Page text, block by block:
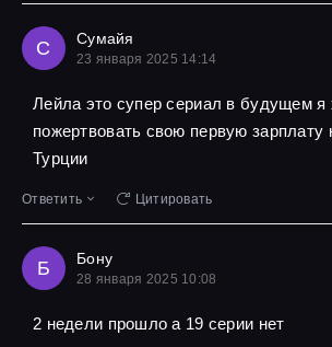
С Сумайя
23 января 2025 14:14
Лейла это супер сериал в будущем я
пожертвовать свою первую зарплату
Турции
Ответить Цитировать
Б Бону
28 января 2025 10:08
2 недели прошло а 19 серии нет